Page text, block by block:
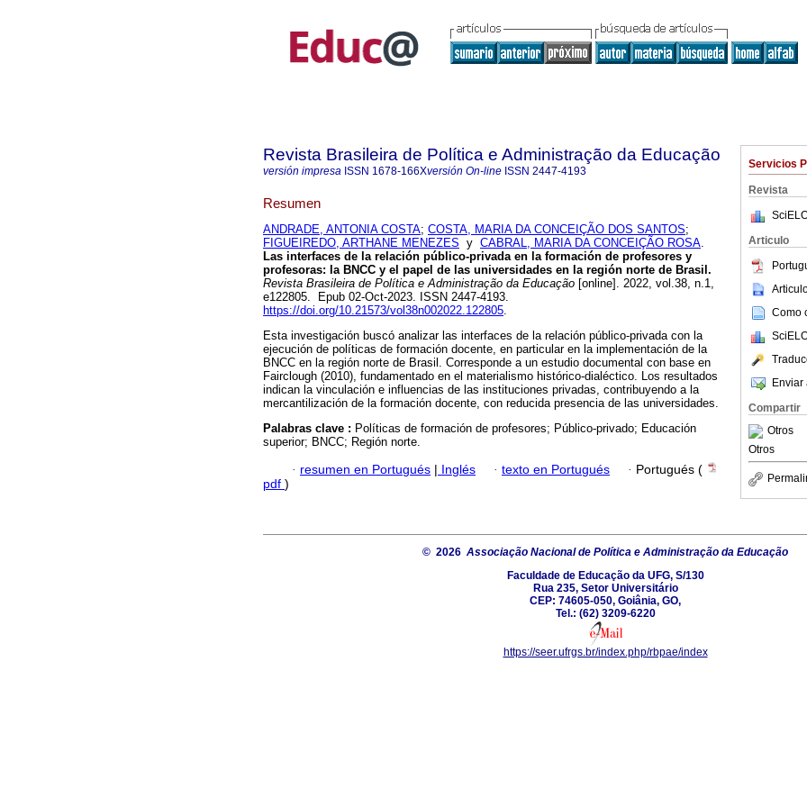
Servicios
Revista
Articulo
Como
Enviar
Compartir
Otros
Otros
Revista Brasileira de Política e Administração da Educação
versión impresa ISSN 1678-166Xversión On-line ISSN 2447-4193
Resumen
ANDRADE, ANTONIA COSTA; COSTA, MARIA DA CONCEIÇÃO DOS SANTOS;
FIGUEIREDO, ARTHANE MENEZES y CABRAL, MARIA DA CONCEIÇÃO ROSA.
Las interfaces de la relación público-privada en la formación de profesores y
profesoras: la BNCC y el papel de las universidades en la región norte de Brasil.
Revista Brasileira de Política e Administração da Educação [online]. 2022, vol.38, n.1,
e122805. Epub 02-Oct-2023. ISSN 2447-4193.
https://doi.org/10.21573/vol38n002022.122805.
Esta investigación buscó analizar las interfaces de la relación público-privada con la
ejecución de políticas de formación docente, en particular en la implementación de la
BNCC en la región norte de Brasil. Corresponde a un estudio documental con base en
Fairclough (2010), fundamentado en el materialismo histórico-dialéctico. Los resultados
indican la vinculación e influencias de las instituciones privadas, contribuyendo a la
mercantilización de la formación docente, con reducida presencia de las universidades.
Palabras clave : Políticas de formación de profesores; Público-privado; Educación
superior; BNCC; Región norte.
· resumen en Portugués | Inglés · texto en Portugués · Portugués (
pdf )
© 2026 Associação Nacional de Política e Administração da Educação
Faculdade de Educação da UFG, S/130
Rua 235, Setor Universitário
CEP: 74605-050, Goiânia, GO,
Tel.: (62) 3209-6220
https://seer.ufrgs.br/index.php/rbpae/index